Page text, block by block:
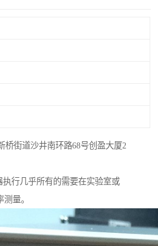
桥街道沙井南环路68号创盈大厦2
执行几乎所有的需要在实验室或
量。